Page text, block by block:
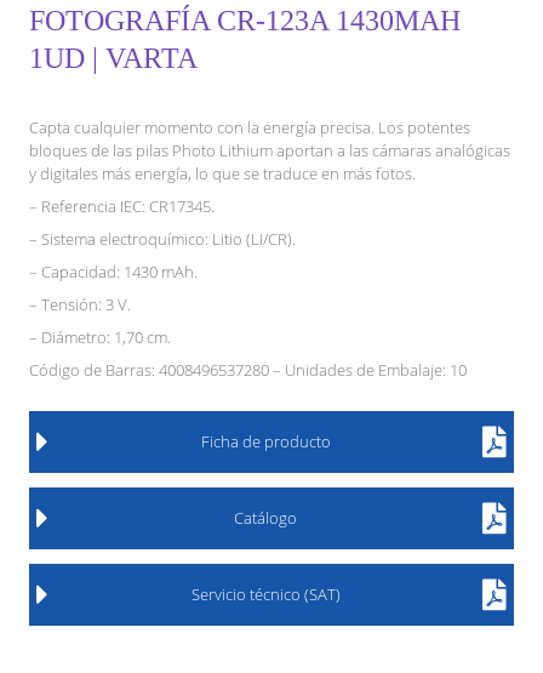
FOTOGRAFÍA CR-123A 1430MAH
1UD | VARTA
Capta cualquier momento con la energía precisa. Los potentes
bloques de las pilas Photo Lithium aportan a las cámaras analógicas
y digitales más energía, lo que se traduce en más fotos.
– Referencia IEC: CR17345.
– Sistema electroquímico: Litio (LI/CR).
– Capacidad: 1430 mAh.
– Tensión: 3 V.
– Diámetro: 1,70 cm.
Código de Barras: 4008496537280 – Unidades de Embalaje: 10
Ficha de producto
Catálogo
Servicio técnico (SAT)